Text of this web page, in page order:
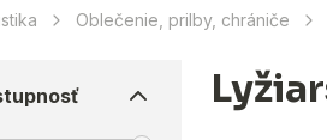
Oblečenie, prilby, chrániče